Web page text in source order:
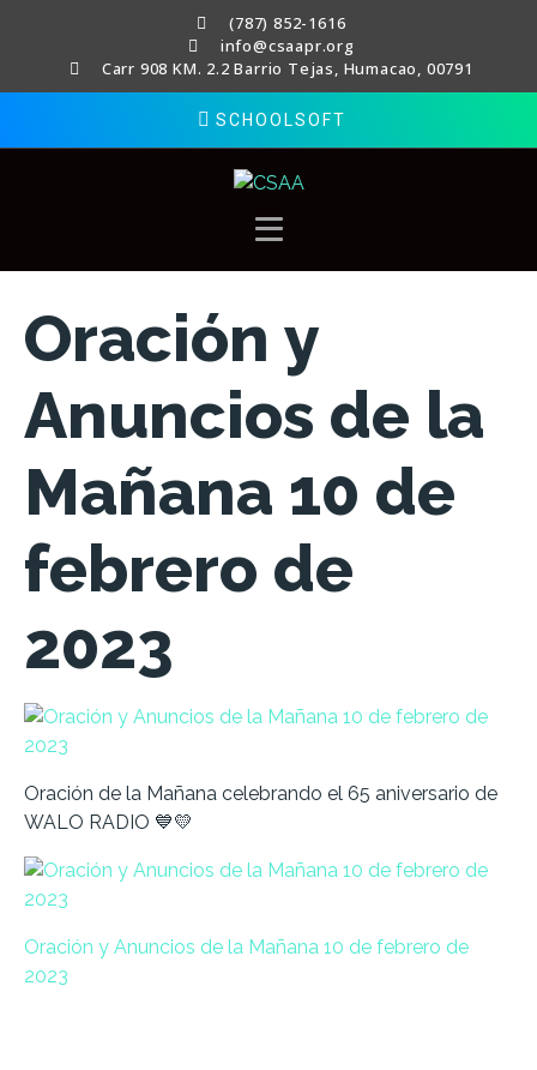
(787) 852-1616
info@csaapr.org
Carr 908 KM. 2.2 Barrio Tejas, Humacao, 00791
SCHOOLSOFT
Oración y
Anuncios de la
Mañana 10 de
febrero de
2023
Oración de la Mañana celebrando el 65 aniversario de
WALO RADIO 💙💛
Oración y Anuncios de la Mañana 10 de febrero de
2023